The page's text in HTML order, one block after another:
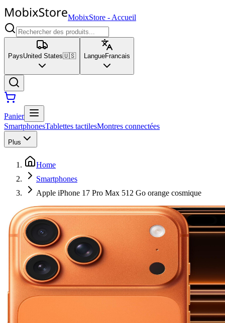
MobixStore - Accueil
PaysUnited States🇺🇸 LangueFrancais
Panier
SmartphonesTablettes tactilesMontres connectées
Plus
Home
Smartphones
Apple iPhone 17 Pro Max 512 Go orange cosmique